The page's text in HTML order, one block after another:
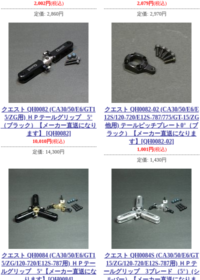
2,002円(税込)
定価: 2,860円
2,079円(税込)
定価: 2,970円
クエスト QH0082 (CA30/50/E6/GT1
5/ZG用) ＨＰテールグリップ 5°
（ブラック）【メーカー直送になり
ます】
[QH0082]
10,010円(税込)
定価: 14,300円
クエスト QH0082-02 (CA30/50/E6/E
12S/120-720/E12S-787/775/GT-15/ZG
他用) テールピッチプレート0°（ブ
ラック）【メーカー直送になりま
す】
[QH0082-02]
1,001円(税込)
定価: 1,430円
クエスト QH0084 (CA30/50/E6/GT1
5/ZG/120-720/E12S-787用) ＨＰテー
ルグリップ 5°【メーカー直送にな
クエスト QH0084S (CA30/50/E6/GT
15/ZG/120-720/E12S-787用) ＨＰテ
ールグリップ 3ブレード （5°）(シ